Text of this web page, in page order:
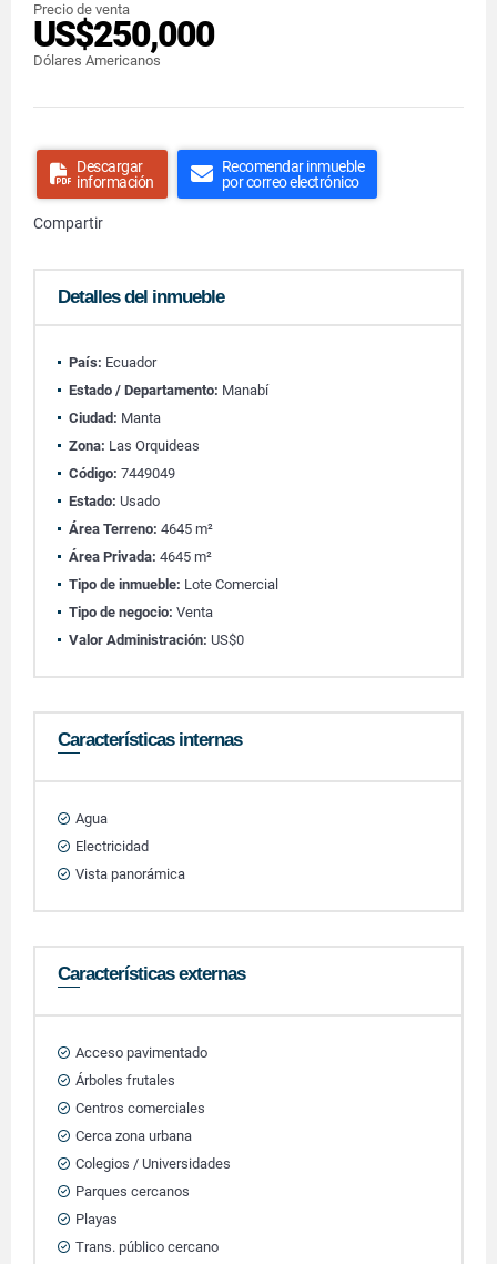
Precio de venta
US$250,000
Dólares Americanos
Descargar
información
Recomendar inmueble
por correo electrónico
Compartir
Detalles del inmueble
País: Ecuador
Estado / Departamento: Manabí
Ciudad: Manta
Zona: Las Orquideas
Código: 7449049
Estado: Usado
Área Terreno: 4645 m²
Área Privada: 4645 m²
Tipo de inmueble: Lote Comercial
Tipo de negocio: Venta
Valor Administración: US$0
Características internas
Agua
Electricidad
Vista panorámica
Características externas
Acceso pavimentado
Árboles frutales
Centros comerciales
Cerca zona urbana
Colegios / Universidades
Parques cercanos
Playas
Trans. público cercano